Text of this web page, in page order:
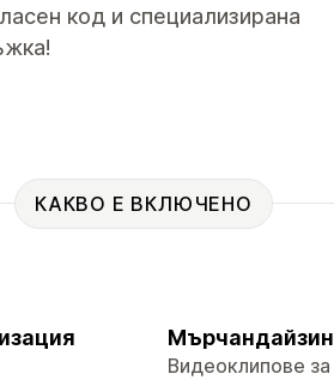
код и специализирана
КАКВО Е ВКЛЮЧЕНО
Видеоклипове